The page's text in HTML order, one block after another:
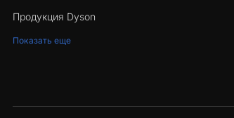
Продукция Dyson
Показать еще